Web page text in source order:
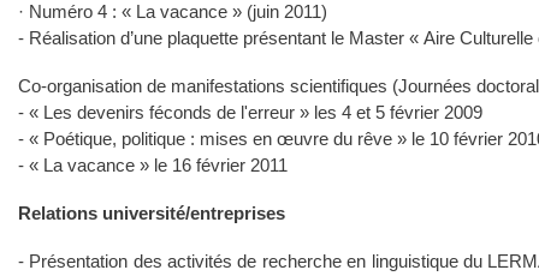
· Numéro 4 : « La vacance » (juin 2011)
- Réalisation d’une plaquette présentant le Master « Aire
Co-organisation de manifestations scientifiques (Journées
- « Les devenirs féconds de l'erreur » les 4 et 5 février 2009
- « Poétique, politique : mises en œuvre du rêve » le 10 février
- « La vacance » le 16 février 2011
Relations université/entreprises
- Présentation des activités de recherche en linguistique du